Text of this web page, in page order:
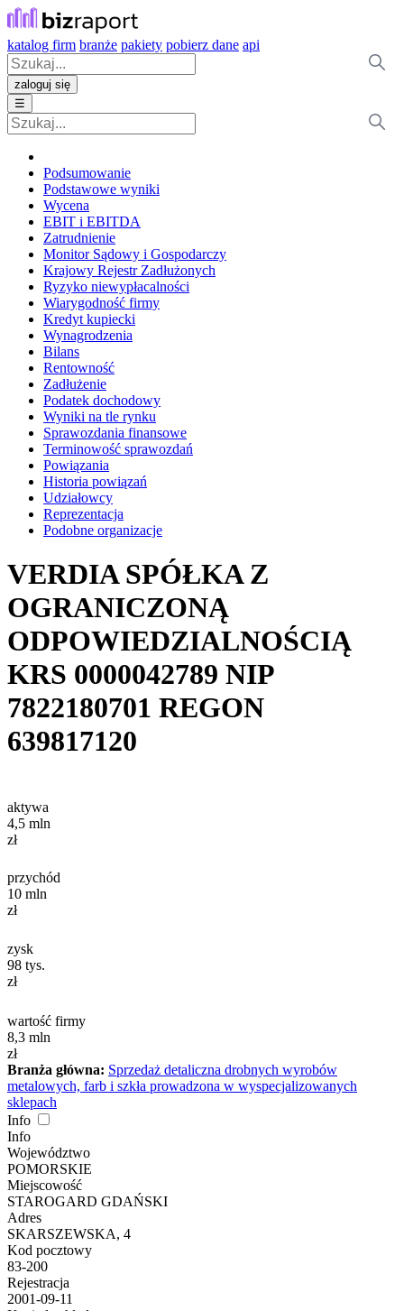
katalog firm branże pakiety pobierz dane api
zaloguj się
☰
Podsumowanie
Podstawowe wyniki
Wycena
EBIT i EBITDA
Zatrudnienie
Monitor Sądowy i Gospodarczy
Krajowy Rejestr Zadłużonych
Ryzyko niewypłacalności
Wiarygodność firmy
Kredyt kupiecki
Wynagrodzenia
Bilans
Rentowność
Zadłużenie
Podatek dochodowy
Wyniki na tle rynku
Sprawozdania finansowe
Terminowość sprawozdań
Powiązania
Historia powiązań
Udziałowcy
Reprezentacja
Podobne organizacje
VERDIA SPÓŁKA Z
OGRANICZONĄ
ODPOWIEDZIALNOŚCIĄ
KRS 0000042789 NIP
7822180701 REGON
639817120
aktywa
4,5 mln
zł
przychód
10 mln
zł
zysk
98 tys.
zł
wartość firmy
8,3 mln
zł
Branża główna: Sprzedaż detaliczna drobnych wyrobów
metalowych, farb i szkła prowadzona w wyspecjalizowanych
sklepach
Info
Info
Województwo
POMORSKIE
Miejscowość
STAROGARD GDAŃSKI
Adres
SKARSZEWSKA, 4
Kod pocztowy
83-200
Rejestracja
2001-09-11